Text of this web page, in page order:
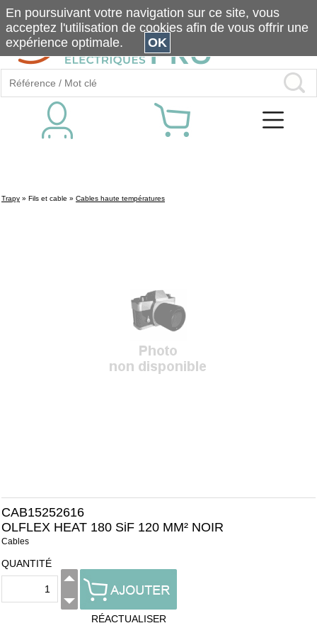
Trapy » Fils et cable » Cables haute températures
CAB15252616
OLFLEX HEAT 180 SiF 120 MM² NOIR
Cables
QUANTITÉ
RÉACTUALISER
En poursuivant votre navigation sur ce site, vous
acceptez l'utilisation de cookies afin de vous offrir une
expérience optimale.
OK